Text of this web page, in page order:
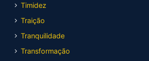
Timidez
Traição
Tranquilidade
Transformação